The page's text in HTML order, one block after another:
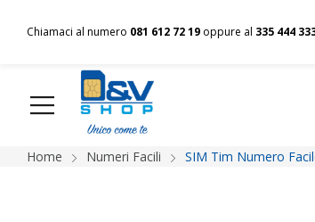
Chiamaci al numero 081 612 72 19 oppure al 335 444
HOME Chi siamo Shop Spedizioni
Home Numeri Facili SIM Tim Numero